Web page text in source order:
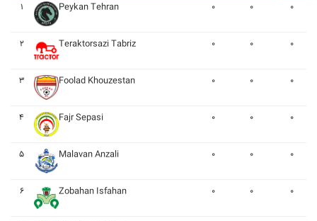
۱
Peykan Tehran ۰ ۰ ۰
۲ Teraktorsazi Tabriz ۰ ۰ ۰
۳ Foolad Khouzestan ۰ ۰ ۰
۴ Fajr Sepasi ۰ ۰ ۰
۵ Malavan Anzali ۰ ۰ ۰
۶ Zobahan Isfahan ۰ ۰ ۰